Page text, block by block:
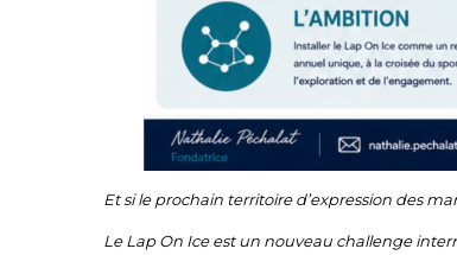
Et si le prochain territoire d’expression des
Le Lap On Ice est un nouveau challenge